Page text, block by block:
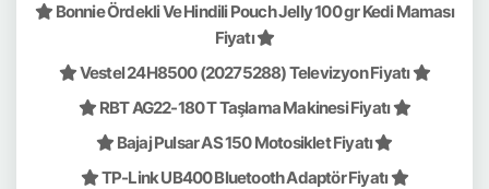
Bonnie Ördekli Ve Hindili Pouch Jelly 100 gr Kedi Maması
Fiyatı
Vestel 24H8500 (20275288) Televizyon Fiyatı
RBT AG22-180 T Taşlama Makinesi Fiyatı
Bajaj Pulsar AS 150 Motosiklet Fiyatı
TP-Link UB400 Bluetooth Adaptör Fiyatı